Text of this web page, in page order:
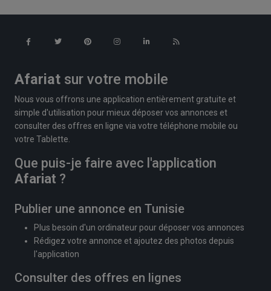
Afariat sur votre mobile
Nous vous offrons une application entièrement gratuite et
simple d'utilisation pour mieux déposer vos annonces et
consulter des offres en ligne via votre téléphone mobile ou
votre Tablette.
Que puis-je faire avec l'application
Afariat ?
Publier une annonce en Tunisie
Plus besoin d'un ordinateur pour déposer vos annonces
Rédigez votre annonce et ajoutez des photos depuis
l'application
Consulter des offres en lignes